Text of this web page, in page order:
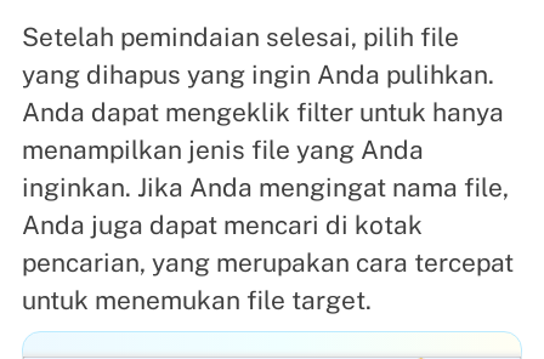
Setelah pemindaian selesai, pilih file
yang dihapus yang ingin Anda pulihkan.
Anda dapat mengeklik filter untuk hanya
menampilkan jenis file yang Anda
inginkan. Jika Anda mengingat nama file,
Anda juga dapat mencari di kotak
pencarian, yang merupakan cara tercepat
untuk menemukan file target.